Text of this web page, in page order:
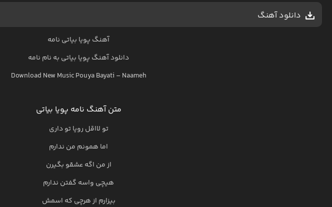
دانلود آهنگ
آهنگ پویا بیاتی نامه
دانلود آهنگ پویا بیاتی به نام نامه
Download New MusicPouya Bayati – Naameh
متن آهنگ نامه پویا بیاتی
تو لااقل رویا تو داری
اما همونم من ندارم
از من اگه عشقو بگیرن
هیچی واسه گفتن ندارم
بیزارم از هرچی که اسمش